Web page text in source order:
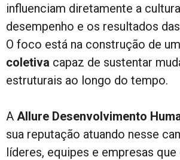
influenciam diretamente a
desempenho e os resultados
O foco está na construção de
coletiva capaz de sustentar
estruturais ao longo do tempo.
A Allure Desenvolvimento
sua reputação atuando nesse
líderes, equipes e empresas